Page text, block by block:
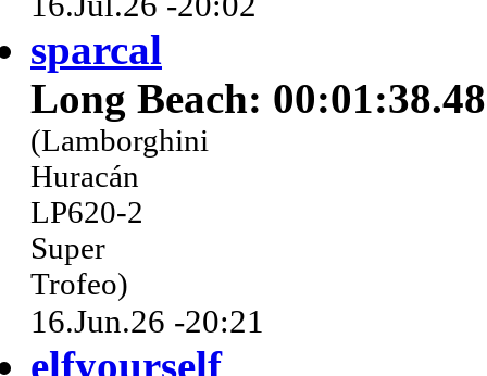
sparcal
Long Beach:
(Lamborghini
Huracán
LP620-2
Super
Trofeo)
16.Jun.26 -20:21
elfyourself